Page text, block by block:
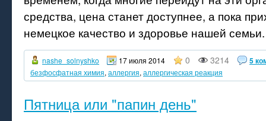
средства, цена станет доступнее, а пока
немецкое качество и здоровье нашей семьи.
nashe_solnyshko 17 июля 2014 0 3214 5
безфосфатная химия, аллергия, аллергическая реакция
Пятница или "папин день"